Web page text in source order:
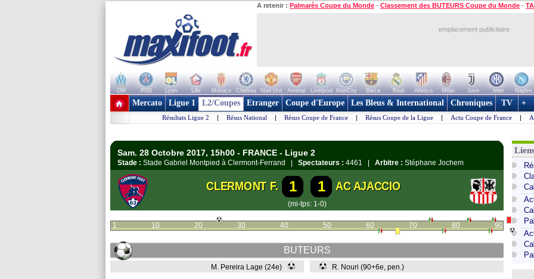
A retenir : Palmarès Coupe du Monde - Classement des BUTEURS Coupe du Monde -
emplacement publicitaire
OM PSG Lyon Lille Monaco Chelsea Man Utd Arsenal Liverpool ManCity Barca Real Atletico Milan Juve Inter Naples
+ de clubs
Mercato Ligue 1 L2/Coupes Etranger Coupe d'Europe Les Bleus & International Chroniques TV +
Résultats Ligue 2 | Résus National | Résus Coupe de France | Résus Coupe de la Ligue | Actu Coupe de France |
Sam. 28 Octobre 2017, 15h00 - FRANCE - Ligue 2
Stade : Stade Gabriel Montpied à Clermont-Ferrand | Spectateurs : 4461 | Arbitre : Stéphane Jochem
CLERMONT F. 1 1 AC AJACCIO
(mi-tps: 1-0)
1 10 20 30 40 50 60 70 80 90
BUTEURS
M. Pereira Lage (24e) R. Nouri (90+6e, pen.)